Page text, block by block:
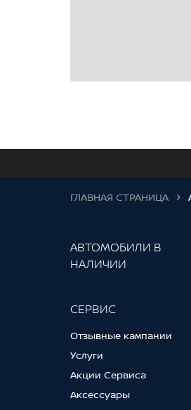
ГЛАВНАЯ СТРАНИЦА
АВТОМОБИЛИ В
НАЛИЧИИ
СЕРВИС
Отзывные кампании
Услуги
Акции Сервиса
Аксессуары